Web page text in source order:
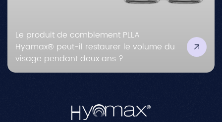
Le produit de comblement PLLA
Hyamax® peut-il restaurer le volume du
visage pendant deux ans ?